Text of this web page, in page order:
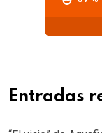
Entradas